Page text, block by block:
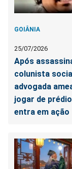
GOIÂNIA
25/07/2026
Após
colunista
advogada
jogar de
entra em ação